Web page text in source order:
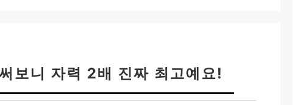
보니 자력 2배 진짜 최고예요!